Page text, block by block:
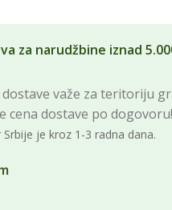
za narudžbine iznad
važe za teritoriju
cena dostave po dogovoru!
je kroz 1-3 radna dana.